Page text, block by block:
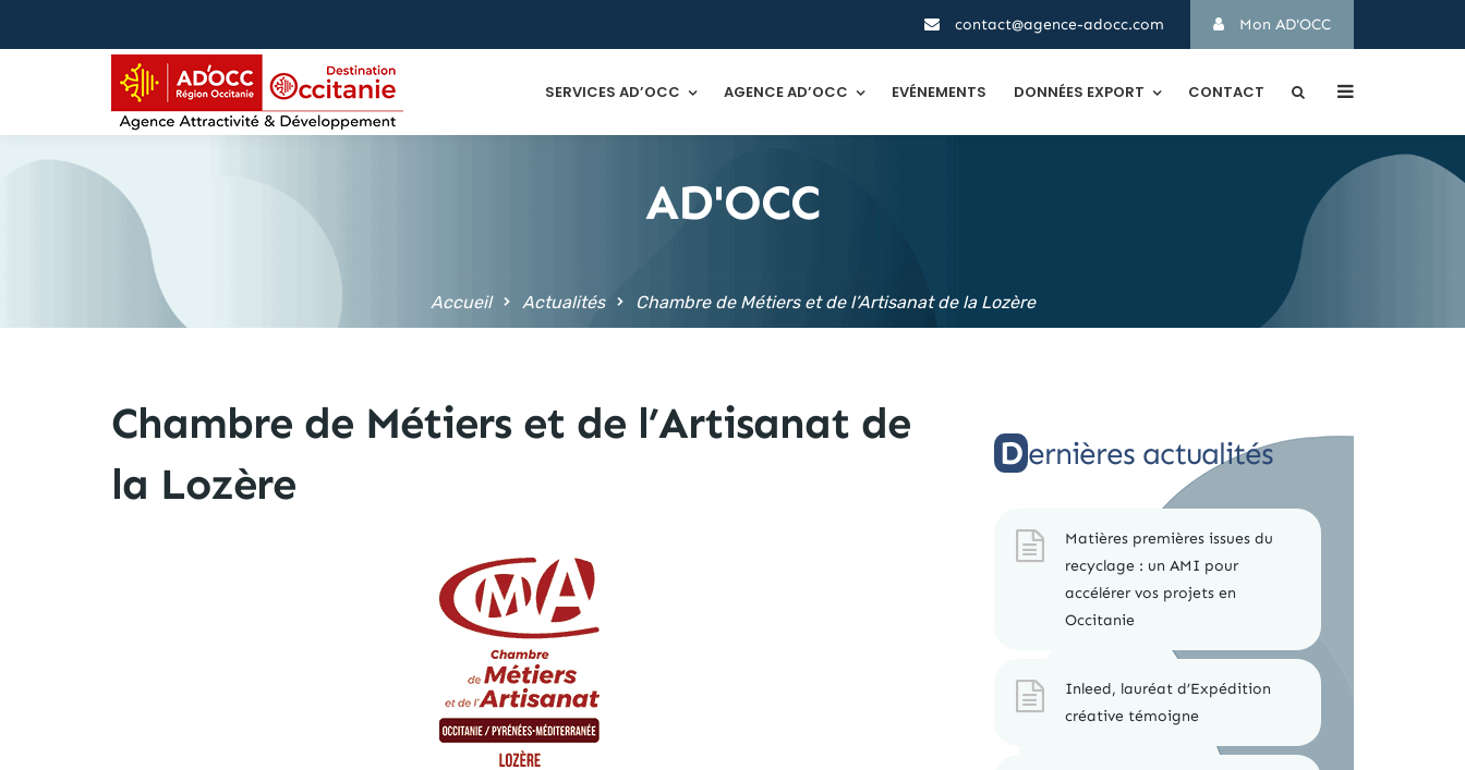
contact@agence-adocc.com Mon AD'OCC
SERVICES AD’OCC AGENCE AD’OCC EVÉNEMENTS DONNÉES EXPORT CONTACT
AD'OCC
Accueil Actualités Chambre de Métiers et de l’Artisanat de la Lozère
Chambre de Métiers et de l’Artisanat de
la Lozère
Dernières actualités
Matières premières issues du
recyclage : un AMI pour
accélérer vos projets en
Occitanie
Inleed, lauréat d’Expédition
créative témoigne